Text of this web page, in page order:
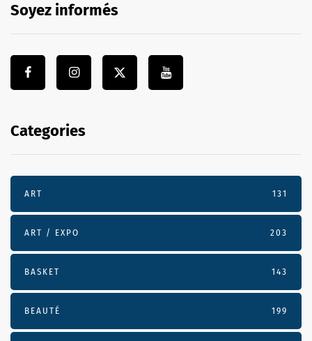
Soyez informés
Categories
ART 131
ART / EXPO 203
BASKET 143
BEAUTÉ 199